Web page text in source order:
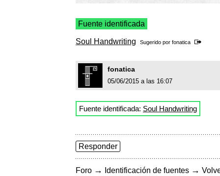
Fuente identificada
Soul Handwriting Sugerido por fonatica
fonatica
05/06/2015 a las 16:07
Fuente identificada: Soul Handwriting
Responder
Foro → Identificación de fuentes →